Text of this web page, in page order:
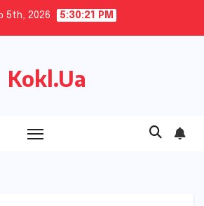
5th, 2026 5:30:22 PM
Kokl.Ua